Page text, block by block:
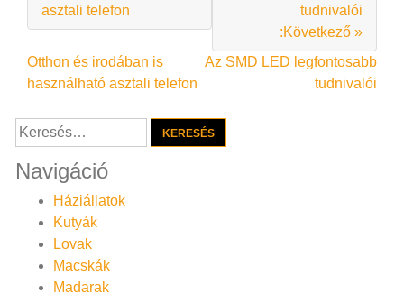
asztali telefon
tudnivalói
:Következő »
Bejegyzés
navigáció
Otthon és irodában is
használható asztali telefon
Az SMD LED legfontosabb
tudnivalói
Keresés:
Navigáció
Háziállatok
Kutyák
Lovak
Macskák
Madarak